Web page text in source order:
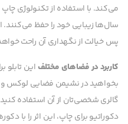
می‌کند. با استفاده از تکنولوژی
سال‌ها زیبایی خود را حفظ
پس خیالت از نگهداری آن راحت
کاربرد در فضاهای مختلف این
بخواهید در نشیمن فضایی لوکس و
گالری شخصی‌تان از آن استفاده
دکوراتیو برای چاپ، این اثر را